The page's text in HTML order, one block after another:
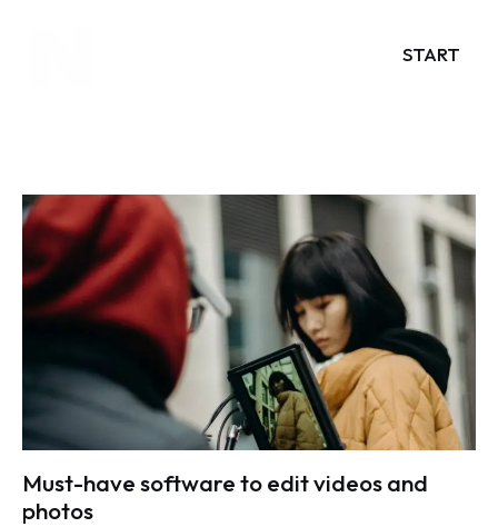
START
Must-have software to edit videos and
photos